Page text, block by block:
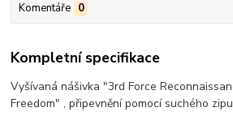
Komentáře 0
Kompletní specifikace
Vyšívaná nášivka "3rd Force
Freedom" , připevnění pomocí suchého